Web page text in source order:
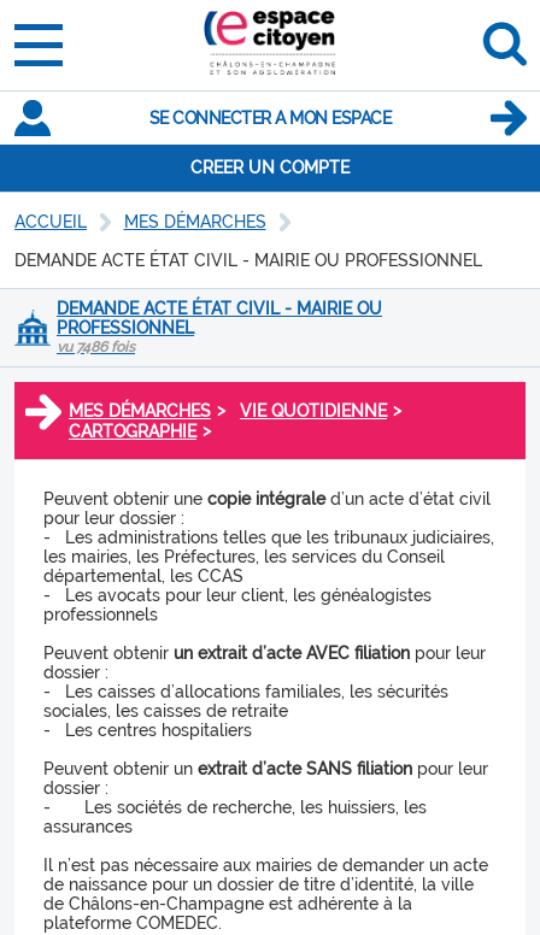
SE CONNECTER A MON ESPACE
CREER UN COMPTE
ACCUEIL
MES DÉMARCHES
DEMANDE ACTE ÉTAT CIVIL - MAIRIE OU PROFESSIONNEL
DEMANDE ACTE ÉTAT CIVIL - MAIRIE OU
PROFESSIONNEL
vu 7486 fois
MES DÉMARCHES > VIE QUOTIDIENNE >
CARTOGRAPHIE >
Peuvent obtenir une copie intégraled’un acte d’état civil
pour leur dossier :
- Les administrations telles que les tribunaux judiciaires,
les mairies, les Préfectures, les services du Conseil
départemental, les CCAS
- Les avocats pour leur client, les généalogistes
professionnels
Peuvent obtenir un extrait d’acte AVEC filiation pour leur
dossier :
- Les caisses d’allocations familiales, les sécurités
sociales, les caisses de retraite
- Les centres hospitaliers
Peuvent obtenir un extrait d’acte SANS filiation pour leur
dossier :
- Les sociétés de recherche, les huissiers, les
assurances
Il n’est pas nécessaire aux mairies de demander un acte
de naissance pour un dossier de titre d’identité, la ville
de Châlons-en-Champagne est adhérente à la
plateforme COMEDEC.